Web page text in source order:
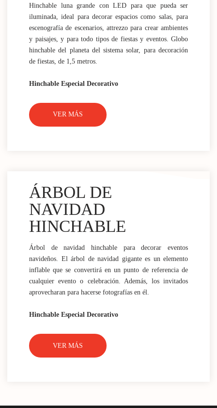
Hinchable luna grande con LED para que pueda ser
iluminada, ideal para decorar espacios como salas, para
escenografía de escenarios, attrezzo para crear ambientes
y paisajes, y para todo tipos de fiestas y eventos. Globo
hinchable del planeta del sistema solar, para decoración
de fiestas, de 1,5 metros.
Hinchable Especial Decorativo
VER MÁS
ÁRBOL DE
NAVIDAD
HINCHABLE
Árbol de navidad hinchable para decorar eventos
navideños. El árbol de navidad gigante es un elemento
inflable que se convertirá en un punto de referencia de
cualquier evento o celebración. Además, los invitados
aprovecharan para hacerse fotografías en él.
Hinchable Especial Decorativo
VER MÁS